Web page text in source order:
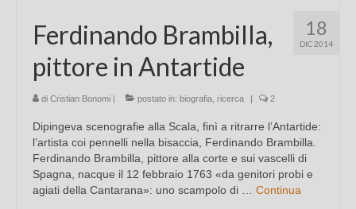
18
DIC 2014
Ferdinando Brambilla,
pittore in Antartide
di Cristian Bonomi | postato in: biografia ricerca | 2
Dipingeva scenografie alla Scala, finì a ritrarre l’Antartide:
l’artista coi pennelli nella bisaccia, Ferdinando Brambilla.
Ferdinando Brambilla, pittore alla corte e sui vascelli di
Spagna, nacque il 12 febbraio 1763 «da genitori probi e
agiati della Cantarana»: uno scampolo di … Continua